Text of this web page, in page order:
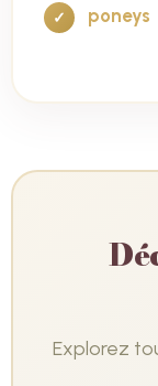
poneys
Explorez